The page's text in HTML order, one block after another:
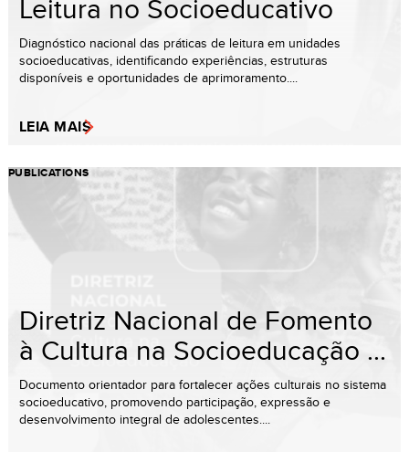
Leitura no Socioeducativo
Diagnóstico nacional das práticas de leitura em unidades
socioeducativas, identificando experiências, estruturas
disponíveis e oportunidades de aprimoramento....
LEIA MAIS
PUBLICATIONS
Diretriz Nacional de Fomento
à Cultura na Socioeducação ...
Documento orientador para fortalecer ações culturais no sistema
socioeducativo, promovendo participação, expressão e
desenvolvimento integral de adolescentes....